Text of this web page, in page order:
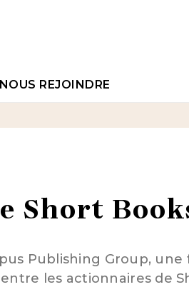
NOUS REJOINDRE
Short
Publishing Group, une
les actionnaires de